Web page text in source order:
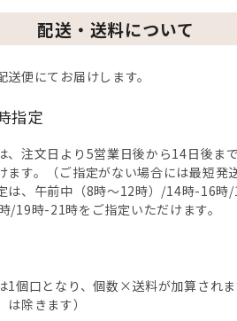
配送・送料について
送便にてお届けします。
指定
、注文日より5営業日後から14日後ま
ます。（ご指定がない場合には最短発送
は、午前中（8時～12時）/14時-16時
/19時-21時をご指定いただけます。
1個口となり、個数×送料が加算され
除きます）